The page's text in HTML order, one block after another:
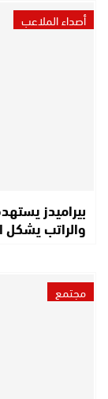
أصداء الملاعب
بيراميدز
والراتب يشكل
مجتمع